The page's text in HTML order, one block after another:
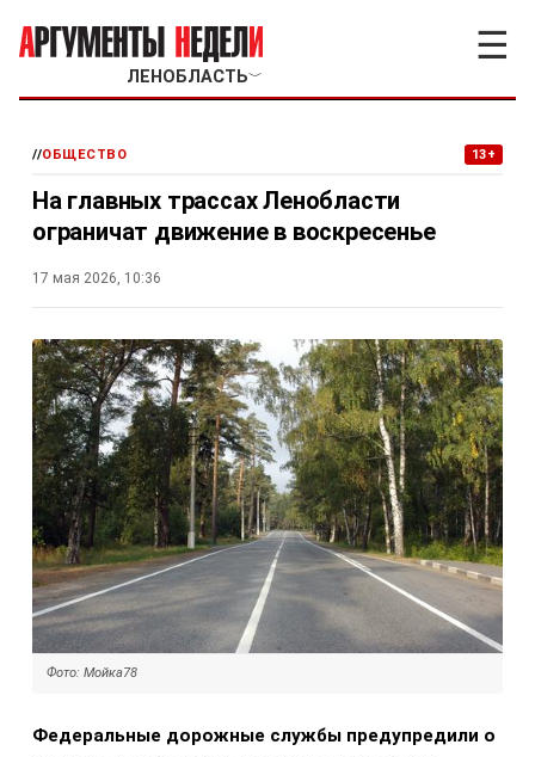
ЛЕНОБЛАСТЬ﹀
☰
//ОБЩЕСТВО 13+
На главных трассах Ленобласти
ограничат движение в воскресенье
17 мая 2026, 10:36
Фото: Мойка78
Федеральные дорожные службы предупредили о